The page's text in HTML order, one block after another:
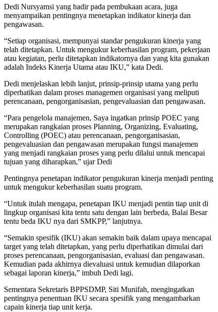
Dedi Nursyamsi yang hadir pada pembukaan acara, juga
menyampaikan pentingnya menetapkan indikator kinerja dan
pengawasan.
“Setiap organisasi, mempunyai standar pengukuran kinerja yang
telah ditetapkan. Untuk mengukur keberhasilan program, pekerjaan
atau kegiatan, perlu ditetapkan indikatornya dan yang kita gunakan
adalah Indeks Kinerja Utama atau IKU,” kata Dedi.
Dedi menjelaskan lebih lanjut, prinsip-prinsip utama yang perlu
diperhatikan dalam proses managemen organisasi yang meliputi
perencanaan, pengorganisasian, pengevaluasian dan pengawasan.
“Para pengelola manajemen, Saya ingatkan prinsip POEC yang
merupakan rangkaian proses Planning, Organizing, Evaluating,
Controlling (POEC) atau perencanaan, pengorganisasian,
pengevaluasian dan pengawasan merupakan fungsi manajemen
yang menjadi rangkaian proses yang perlu dilalui untuk mencapai
tujuan yang diharapkan,” ujar Dedi
Pentingnya penetapan indikator pengukuran kinerja menjadi penting
untuk mengukur keberhasilan suatu program.
“Untuk itulah mengapa, penetapan IKU menjadi pentin tiap unit di
lingkup organisasi kita tentu satu dengan lain berbeda, Balai Besar
tentu beda IKU nya dari SMKPP,” lanjutnya.
“Semakin spesifik (IKU) akan semakin baik dalam upaya mencapai
target yang telah ditetapkan, yang perlu diperhatikan dimulai dari
proses perencanaan, pengorganisasian, evaluasi dan pengawasan.
Kemudian pada akhirnya dievaluasi untuk kemudian dilaporkan
sebagai laporan kinerja,” imbuh Dedi lagi.
Sementara Sekretaris BPPSDMP, Siti Munifah, mengingatkan
pentingnya penentuan IKU secara spesifik yang mengambarkan
capain kinerja tiap unit kerja.